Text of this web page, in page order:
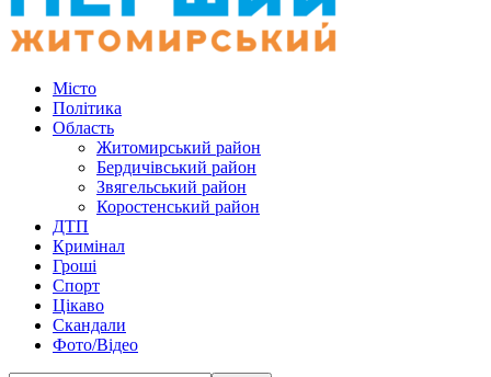
Місто
Політика
Область
Житомирський район
Бердичівський район
Звягельський район
Коростенський район
ДТП
Кримінал
Гроші
Спорт
Цікаво
Скандали
Фото/Відео